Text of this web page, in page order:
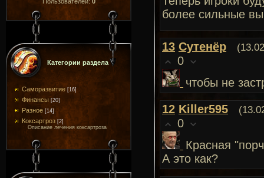
Категории раздела
Саморазвитие [16]
Финансы [20]
Разное [14]
Коксартроз [2]
Описание лечения коксартроза
более сильные
13 Сутенёр
0
чтобы не
12 Killer595
0
Красная
А это как?